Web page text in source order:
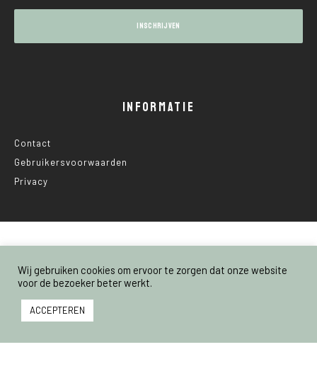
INFORMATIE
Contact
Gebruikersvoorwaarden
Privacy
© 2025 Nederland Voedselland
Wij gebruiken cookies om ervoor te zorgen dat onze website
voor de bezoeker beter werkt.
ACCEPTEREN